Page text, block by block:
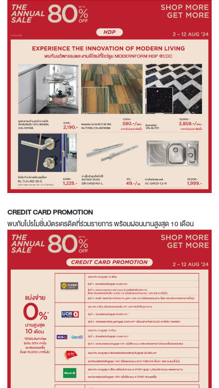
CREDIT CARD PROMOTION
พบกับโปรโมชั่นบัตรเครดิตที่ร่วมรายการ พร้อมผ่อนนานสูงสุด 10 เดือน